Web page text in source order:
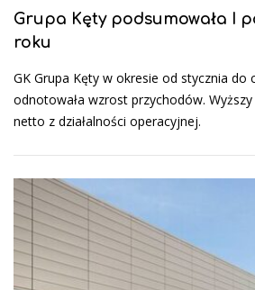
Grupa Kęty podsumowała I
roku
GK Grupa Kęty w okresie od stycznia do
odnotowała wzrost przychodów.
netto z działalności operacyjnej.